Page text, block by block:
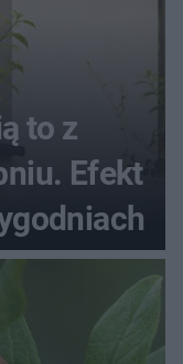
to z
Efekt